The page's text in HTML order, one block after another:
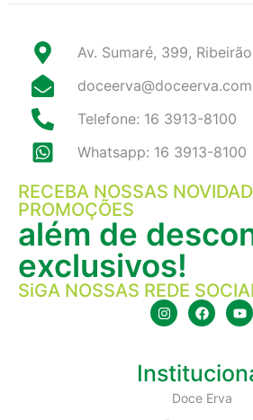
Av. Sumaré, 399,
Telefone: 16 3913-8100
Whatsapp: 16 3913-8100
RECEBA NOSSAS
PROMOÇÕES
além de
exclusivos!
SiGA NOSSAS REDE
Doce Erva